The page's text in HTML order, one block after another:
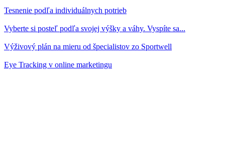
Tesnenie podľa individuálnych potrieb
Vyberte si posteľ podľa svojej výšky a váhy. Vyspíte sa...
Výživový plán na mieru od špecialistov zo Sportwell
Eye Tracking v online marketingu